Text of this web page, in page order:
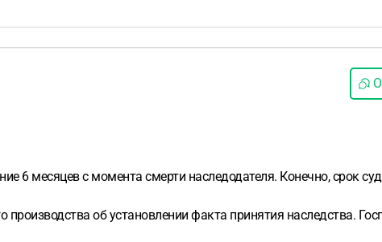
6 месяцев с момента смерти наследодателя. Конечно, срок
об установлении факта принятия наследства.